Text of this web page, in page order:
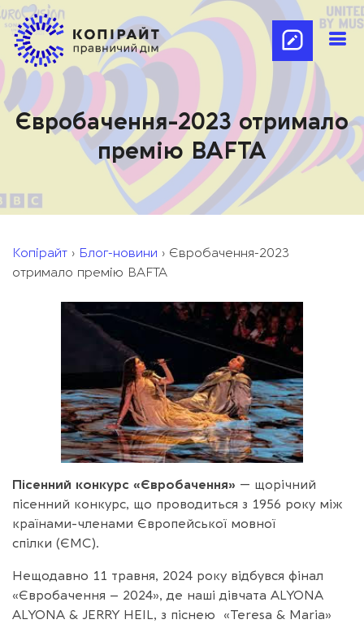
Євробачення-2023 отримало
премію BAFTA
Копірайт › Блог-новини › Євробачення-2023
отримало премію BAFTA
Пісенний конкурс «Євробачення» — щорічний
пісенний конкурс, що проводиться з 1956 року між
країнами-членами Європейської мовної
спілки (ЄМС).
Нещодавно 11 травня, 2024 року відбувся фінал
«Євробачення – 2024», де наші дівчата ALYONA
ALYONA & JERRY HEIL, з піснею «Teresa & Mariа»